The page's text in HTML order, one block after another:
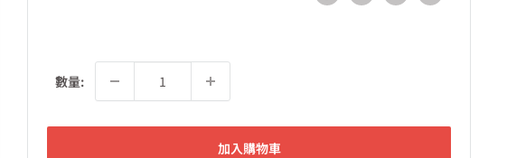
數量:
加入購物車